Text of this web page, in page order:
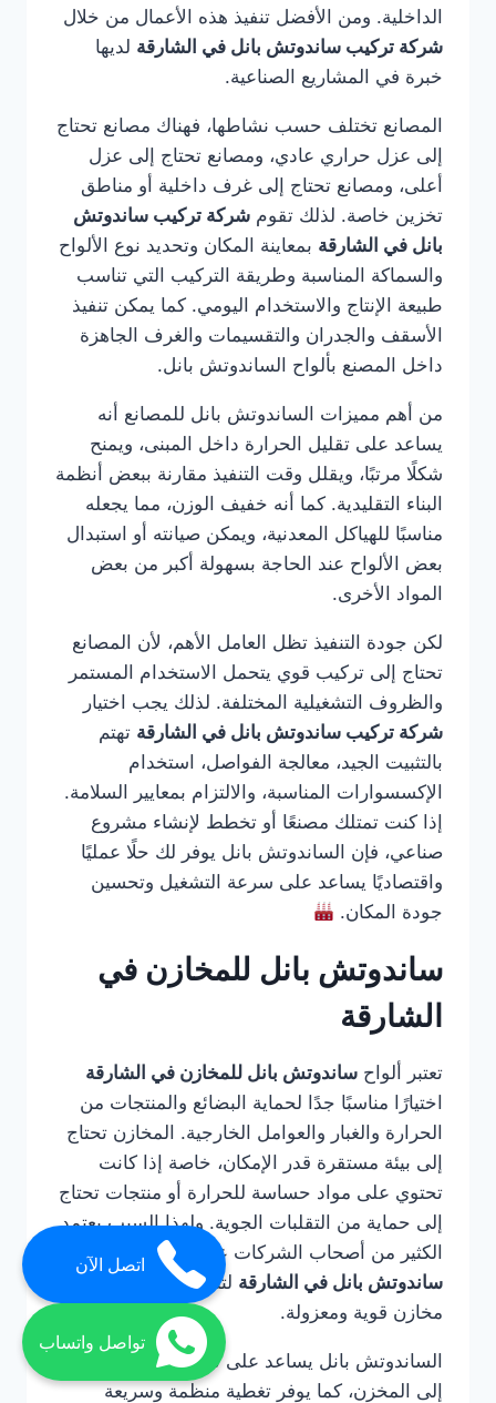
الداخلية. ومن الأفضل تنفيذ هذه الأعمال من خلال
شركة تركيب ساندوتش بانل في الشارقة لديها
خبرة في المشاريع الصناعية.
المصانع تختلف حسب نشاطها، فهناك مصانع تحتاج
إلى عزل حراري عادي، ومصانع تحتاج إلى عزل
أعلى، ومصانع تحتاج إلى غرف داخلية أو مناطق
تخزين خاصة. لذلك تقوم شركة تركيب ساندوتش
بانل في الشارقة بمعاينة المكان وتحديد نوع الألواح
والسماكة المناسبة وطريقة التركيب التي تناسب
طبيعة الإنتاج والاستخدام اليومي. كما يمكن تنفيذ
الأسقف والجدران والتقسيمات والغرف الجاهزة
داخل المصنع بألواح الساندوتش بانل.
من أهم مميزات الساندوتش بانل للمصانع أنه
يساعد على تقليل الحرارة داخل المبنى، ويمنح
شكلًا مرتبًا، ويقلل وقت التنفيذ مقارنة ببعض أنظمة
البناء التقليدية. كما أنه خفيف الوزن، مما يجعله
مناسبًا للهياكل المعدنية، ويمكن صيانته أو استبدال
بعض الألواح عند الحاجة بسهولة أكبر من بعض
المواد الأخرى.
لكن جودة التنفيذ تظل العامل الأهم، لأن المصانع
تحتاج إلى تركيب قوي يتحمل الاستخدام المستمر
والظروف التشغيلية المختلفة. لذلك يجب اختيار
شركة تركيب ساندوتش بانل في الشارقة تهتم
بالتثبيت الجيد، معالجة الفواصل، استخدام
الإكسسوارات المناسبة، والالتزام بمعايير السلامة.
إذا كنت تمتلك مصنعًا أو تخطط لإنشاء مشروع
صناعي، فإن الساندوتش بانل يوفر لك حلًا عمليًا
واقتصاديًا يساعد على سرعة التشغيل وتحسين
جودة المكان.
ساندوتش بانل للمخازن في
الشارقة
تعتبر ألواح ساندوتش بانل للمخازن في الشارقة
اختيارًا مناسبًا جدًا لحماية البضائع والمنتجات من
الحرارة والغبار والعوامل الخارجية. المخازن تحتاج
إلى بيئة مستقرة قدر الإمكان، خاصة إذا كانت
تحتوي على مواد حساسة للحرارة أو منتجات تحتاج
إلى حماية من التقلبات الجوية. ولهذا السبب يعتمد
الكثير من أصحاب الشركات على
شركة تركيب
ساندوتش بانل في الشارقة لتنفيذ أسقف وجدران
مخازن قوية ومعزولة.
الساندوتش بانل يساعد على تقليل دخول الحرارة
إلى المخزن، كما يوفر تغطية منظمة وسريعة
اتصل الآن
تواصل واتساب